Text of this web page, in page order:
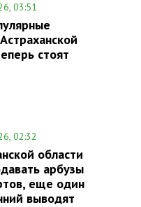
03:51
стоят
02:32
области
арбузы
еще один
выводят